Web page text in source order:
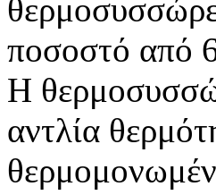
ποσοστό από
Η
αντλία